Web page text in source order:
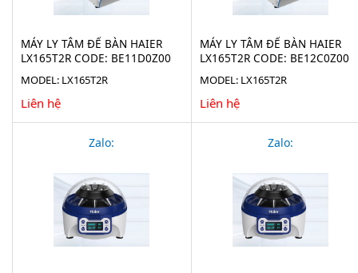
MÁY LY TÂM ĐỂ BÀN HAIER
LX165T2R CODE: BE11D0Z00
MODEL: LX165T2R
Liên hệ
MÁY LY TÂM ĐỂ BÀN HAIER
LX165T2R CODE: BE12C0Z00
MODEL: LX165T2R
Liên hệ
Zalo: Zalo: